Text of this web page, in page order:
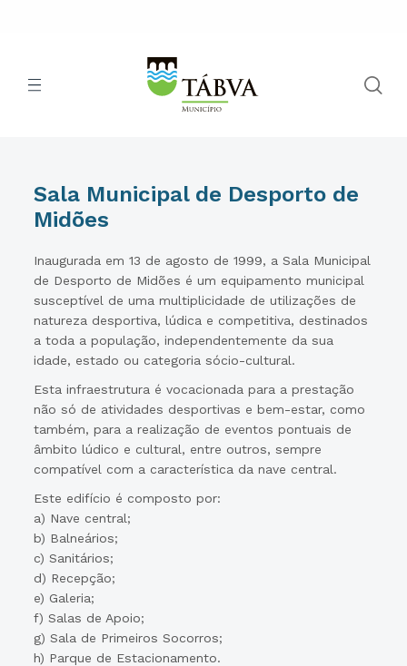
Sala Municipal de Desporto de
Midões
Inaugurada em 13 de agosto de 1999, a Sala Municipal
de Desporto de Midões é um equipamento municipal
susceptível de uma multiplicidade de utilizações de
natureza desportiva, lúdica e competitiva, destinados
a toda a população, independentemente da sua
idade, estado ou categoria sócio-cultural.
Esta infraestrutura é vocacionada para a prestação
não só de atividades desportivas e bem-estar, como
também, para a realização de eventos pontuais de
âmbito lúdico e cultural, entre outros, sempre
compatível com a característica da nave central.
Este edifício é composto por:
a) Nave central;
b) Balneários;
c) Sanitários;
d) Recepção;
e) Galeria;
f) Salas de Apoio;
g) Sala de Primeiros Socorros;
h) Parque de Estacionamento.